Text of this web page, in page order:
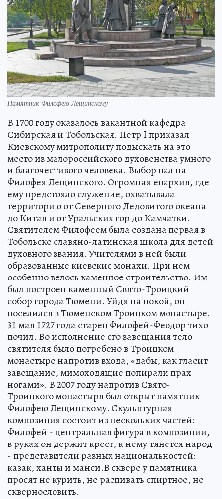
Памятник Филофею Лещинскому
В 1700 году оказалось вакантной кафедра
Сибирская и Тобольская. Петр I приказал
Киевскому митрополиту подыскать на это
место из малороссийского духовенства умного
и благочестивого человека. Выбор пал на
Филофея Лещинского. Огромная епархия, где
ему предстояло служение, охватывала
территорию от Северного Ледовитого океана
до Китая и от Уральских гор до Камчатки.
Святителем Филофеем была создана первая в
Тобольске славяно-латинская школа для детей
духовного звания. Учителями в ней были
образованные киевские монахи. При нем
особенно велось каменное строительство. Им
был построен каменный Свято-Троицкий
собор города Тюмени. Уйдя на покой, он
поселился в Тюменском Троицком монастыре.
31 мая 1727 года старец Филофей-Феодор тихо
почил. Во исполнение его завещания тело
святителя было погребено в Троицком
монастыре напротив входа, «дабы, как гласит
завещание, мимоходящие попирали прах
ногами». В 2007 году напротив Свято-
Троицкого монастыря был открыт памятник
Филофею Лещинскому. Скульптурная
композиция состоит из нескольких частей:
Филофей - центральная фигура в композиции,
в руках он держит крест, к нему тянется народ
- представители разных национальностей:
казак, ханты и манси.В сквере у памятника
просят не курить, не распивать спиртное, не
сквернословить.